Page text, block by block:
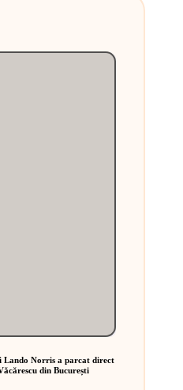
Lando Norris a parcat direct
din București